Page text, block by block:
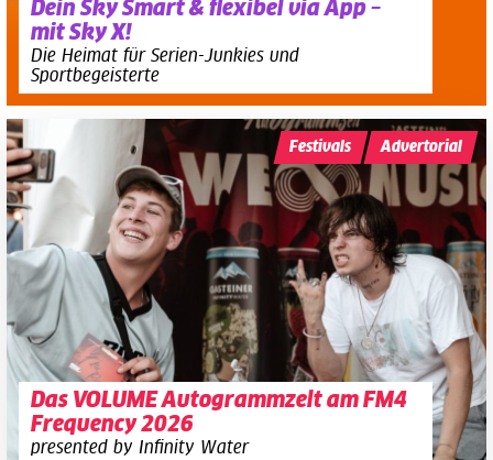
Dein Sky Smart & flexibel via App –
mit Sky X!
Die Heimat für Serien-Junkies und
Sportbegeisterte
Das VOLUME Autogrammzelt am FM4
Frequency 2026
presented by Infinity Water
Festivals Advertorial